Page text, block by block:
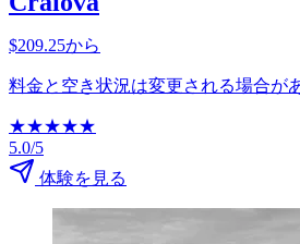
$209.25から
料金と空き状況は変更される場合が
★★★★★
5.0/5
体験を見る